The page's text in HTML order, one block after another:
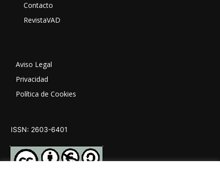
Contacto
RevistaVAD
Aviso Legal
Privacidad
Política de Cookies
ISSN: 2603-6401